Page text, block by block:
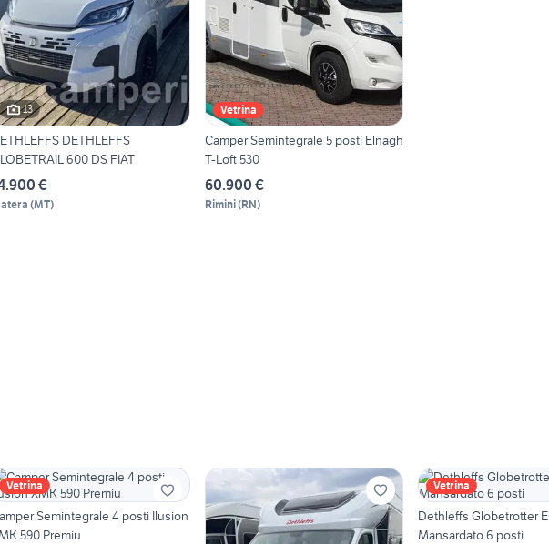
13
DETHLEFFS
600 DS FIAT
€
(MT)
Vetrina
Camper Semintegrale 5 posti Elnagh
T-Loft 530
60.900 €
Rimini(RN)
Vetrina
Semintegrale 4 posti Ilusion
590 Premiu
Vetrina
Dethleffs Globetrotter
Mansardato 6 posti